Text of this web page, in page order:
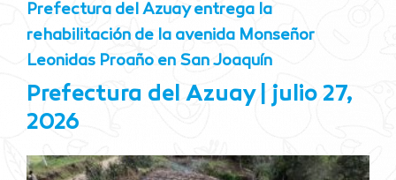
Prefectura del Azuay entrega la
rehabilitación de la avenida Monseñor
Leonidas Proaño en San Joaquín
Prefectura del Azuay
julio 27,
2026